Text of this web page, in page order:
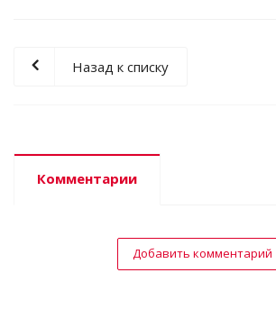
Назад к списку
Комментарии
Добавить комментарий